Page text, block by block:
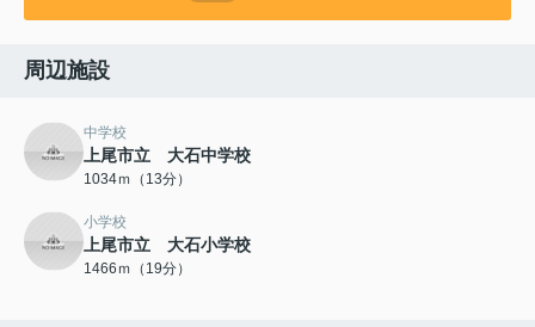
周辺施設
中学校
上尾市立 大石中学校
1034ｍ（13分）
小学校
上尾市立 大石小学校
1466ｍ（19分）